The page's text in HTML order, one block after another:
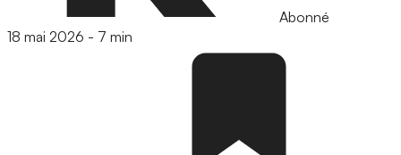
Abonné
18 mai 2026 - 7 min